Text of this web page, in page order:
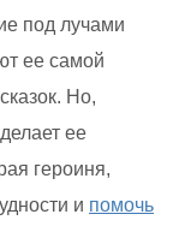
под лучами
ее самой
Но,
ее
героиня,
и помочь